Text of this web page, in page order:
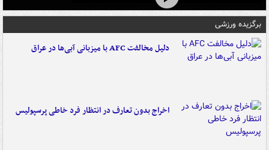
برگزیده ورزشی
دلیل مخالفت AFC با میزبانی آبی‌ها در عراق
اخراج بدون تعارف در انتظار فرد خاطی پرسپولیس